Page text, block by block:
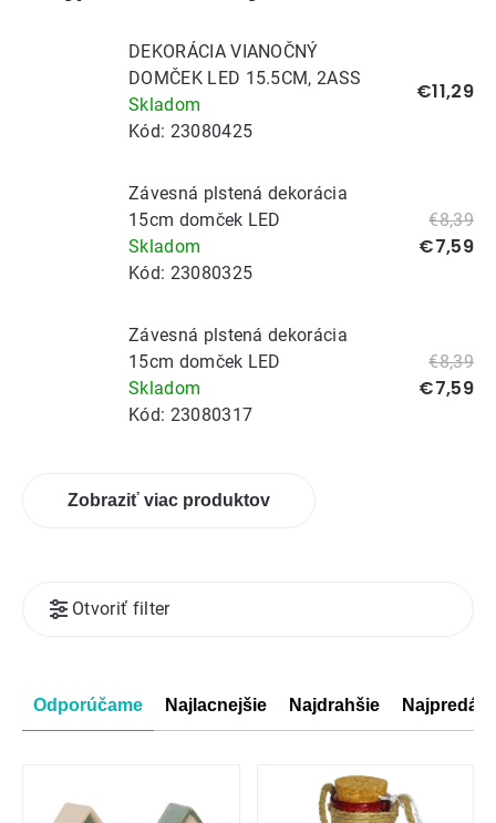
DEKORÁCIA VIANOČNÝ
DOMČEK LED 15.5CM, 2ASS
Skladom
Kód: 23080425
€11,29
Závesná plstená dekorácia
15cm domček LED
Skladom
Kód: 23080325
€8,39
€7,59
Závesná plstená dekorácia
15cm domček LED
Skladom
Kód: 23080317
€8,39
€7,59
Zobraziť viac produktov
Radenie
produktov
Odporúčame Najlacnejšie Najdrahšie
Otvoriť filter
Výpis